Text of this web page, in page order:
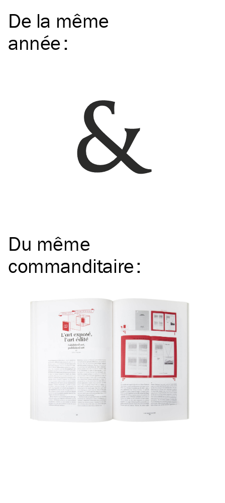
De la même
année:
Du même
commanditaire: